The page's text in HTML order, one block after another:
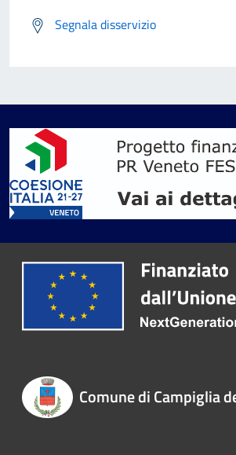
Segnala disservizio
Comune di Campiglia